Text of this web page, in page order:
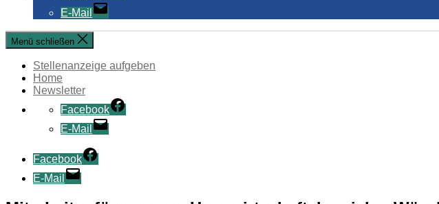
E-Mail
Menü schließen
Stellenanzeige aufgeben
Home
Newsletter
Facebook
E-Mail
Facebook
E-Mail